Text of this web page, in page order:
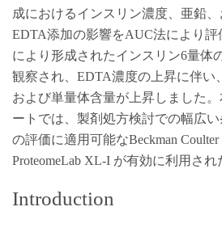
成におけるインスリン濃度、亜鉛
EDTA添加の影響をAUC法により
により形成されたインスリン6量体
観察され、EDTA濃度の上昇に伴い
および単量体含量が上昇しました
ートでは、製剤処方検討での幅広
の評価に適用可能なBeckman
ProteomeLab XL-I が有効に利用され
Introduction